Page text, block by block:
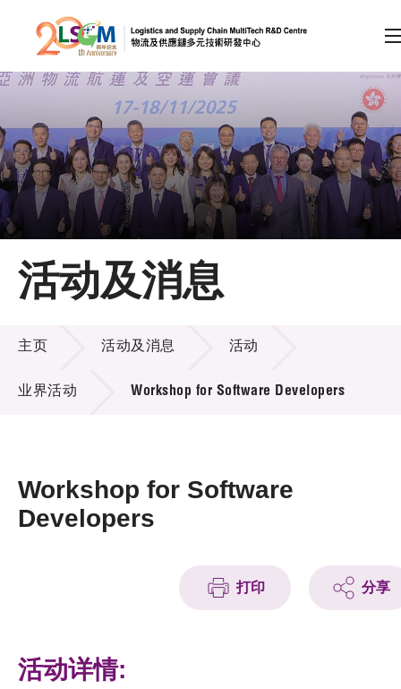
跳到内容（按回车键）
会员登录
A A EN 繁 简
主页
关于LSCM
技术商品化
项目及资助计划
活动及消息
奖项
会籍
活动及消息
活动及消息
主页 活动及消息 活动
业界活动 Workshop for Software Developers
Workshop for Software
Developers
打印 分享
活动详情: